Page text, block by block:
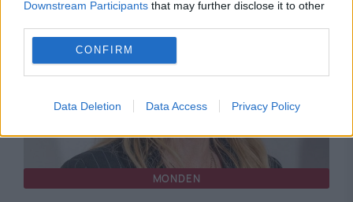
Downstream Participants that may further disclose it to other
CONFIRM
Data Deletion Data Access Privacy Policy
MONDEN